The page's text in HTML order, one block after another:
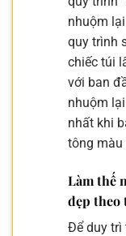
nhuộm
quy trình
chiếc túi
với ban
nhuộm
nhất khi
tông màu
Làm thế
đẹp theo
Để duy trì